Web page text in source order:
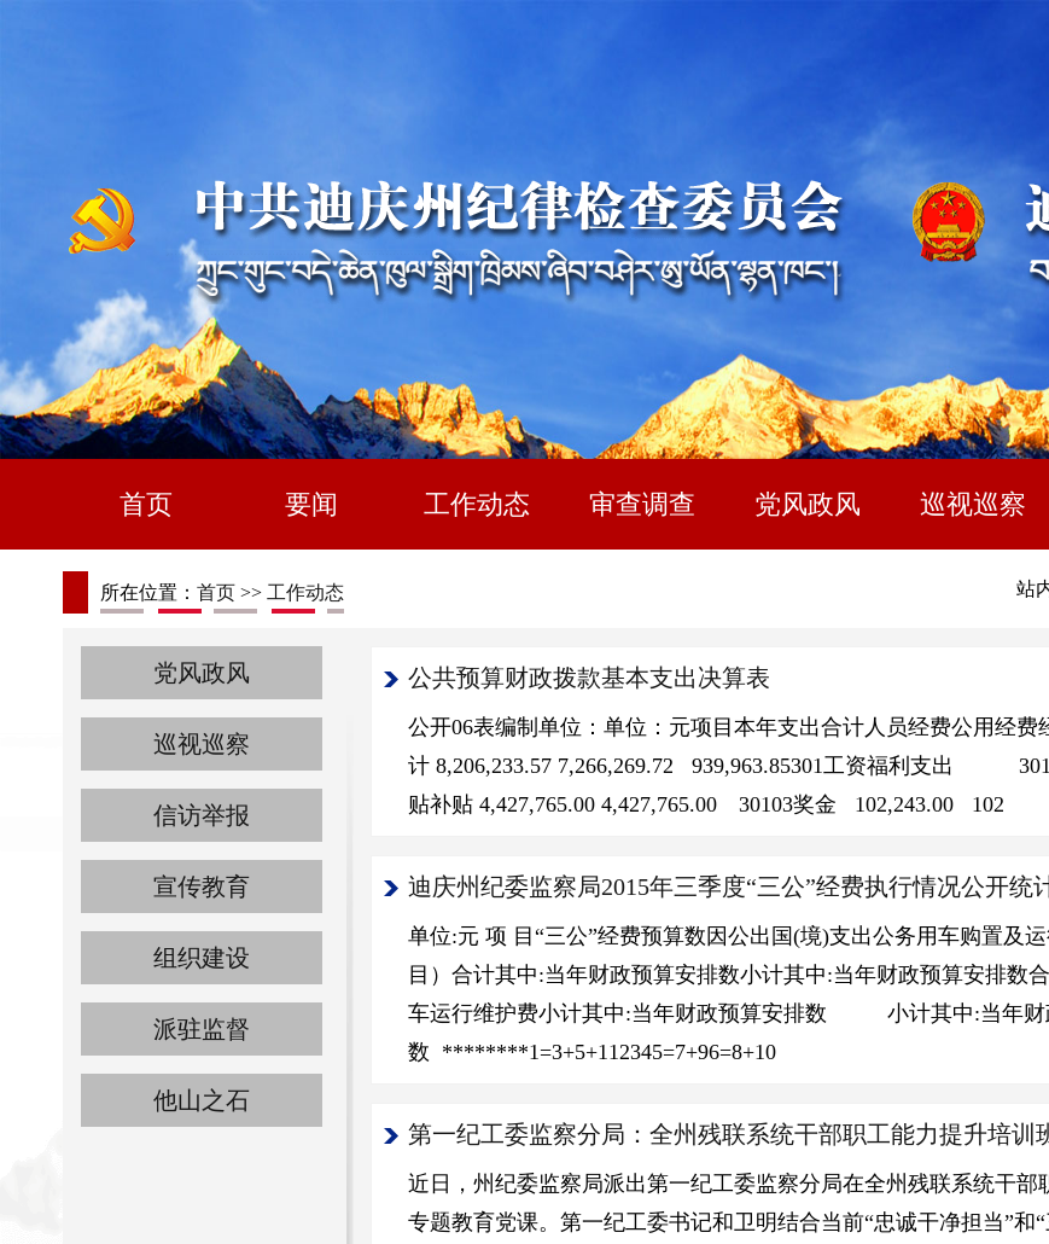
首页 要闻 工作动态 审查调查 党风政风 巡视巡察
所在位置： 首页 >> 工作动态 站
党风政风
巡视巡察
信访举报
宣传教育
组织建设
派驻监督
他山之石
公共预算财政拨款基本支出决算表
公开06表编制单位：单位：元项目本年支出合计人员经费公用经费
计 8,206,233.57 7,266,269.72 939,963.85301工资福利支出
贴补贴 4,427,765.00 4,427,765.00 30103奖金 102,243.00 102
迪庆州纪委监察局2015年三季度“三公”经费执行情况公开统
单位:元 项 目“三公”经费预算数因公出国(境)支出公务用车购置及
目）合计其中:当年财政预算安排数小计其中:当年财政预算安排数
车运行维护费小计其中:当年财政预算安排数 小计其中:当年财
数 ********1=3+5+112345=7+96=8+10
第一纪工委监察分局：全州残联系统干部职工能力提升培训
近日，州纪委监察局派出第一纪工委监察分局在全州残联系统干
专题教育党课。第一纪工委书记和卫明结合当前“忠诚干净担当”和